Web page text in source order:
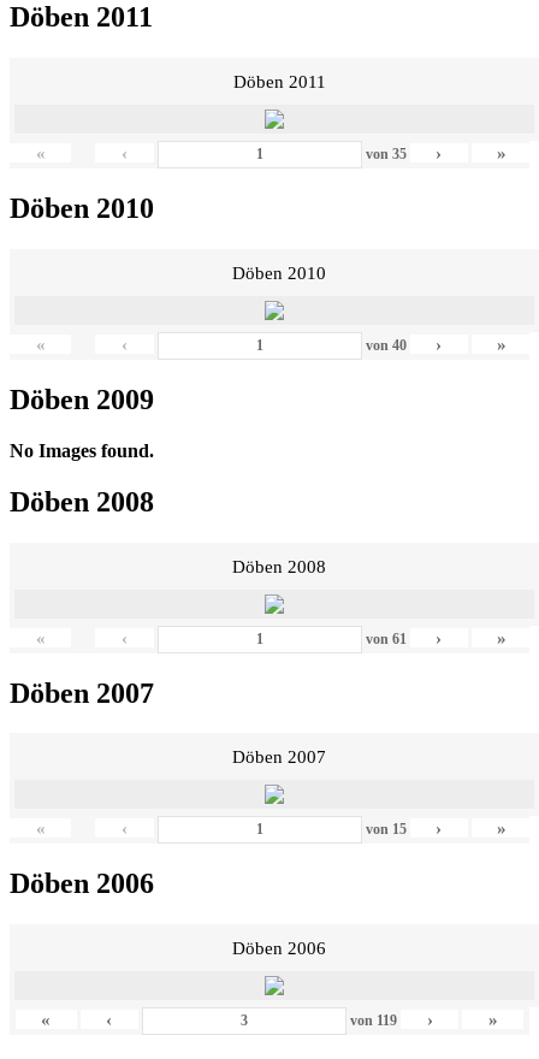
Döben 2011
Döben 2011
« ‹ von 35 › »
Döben 2010
Döben 2010
« ‹ von 40 › »
Döben 2009
No Images found.
Döben 2008
Döben 2008
« ‹ von 61 › »
Döben 2007
Döben 2007
« ‹ von 15 › »
Döben 2006
Döben 2006
« ‹ von 119 › »